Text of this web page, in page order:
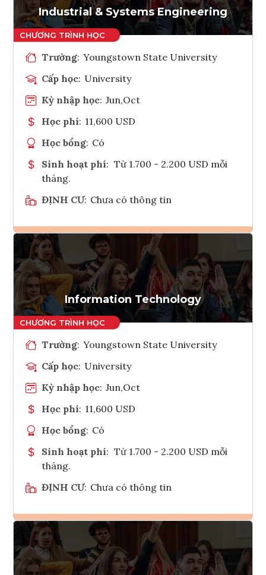
Industrial & Systems Engineering
Trường: Youngstown State University
Cấp học: University
Kỳ nhập học: Jun,Oct
Học phí: 11,600 USD
Học bổng: Có
Sinh hoạt phí: Từ 1.700 - 2.200 USD mỗi
tháng.
ĐỊNH CƯ: Chưa có thông tin
Ghi danh
Tham vấn Interlink
Information Technology
Trường: Youngstown State University
Cấp học: University
Kỳ nhập học: Jun,Oct
Học phí: 11,600 USD
Học bổng: Có
Sinh hoạt phí: Từ 1.700 - 2.200 USD mỗi
tháng.
ĐỊNH CƯ: Chưa có thông tin
Ghi danh
Tham vấn Interlink